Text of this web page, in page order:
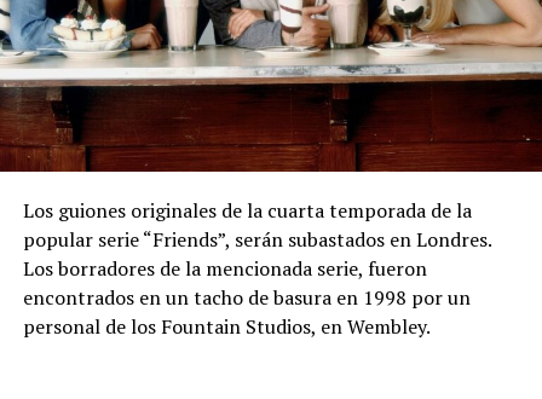
Los guiones originales de la cuarta temporada de la
popular serie “Friends”, serán subastados en Londres.
Los borradores de la mencionada serie, fueron
encontrados en un tacho de basura en 1998 por un
personal de los Fountain Studios, en Wembley.